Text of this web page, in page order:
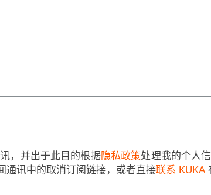
，并出于此目的根据隐私政策处理我的个人
通讯中的取消订阅链接，或者直接联系 KUKA